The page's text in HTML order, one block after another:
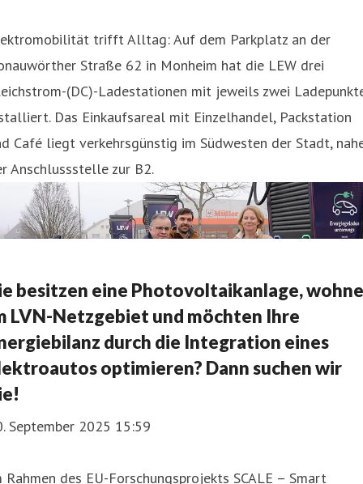
trifft Alltag: Auf dem Parkplatz an der
Straße 62 in Monheim hat die LEW drei
(DC)-Ladestationen mit jeweils zwei
Das Einkaufsareal mit Einzelhandel, Packstation
Café liegt verkehrsgünstig im Südwesten der Stadt,
Anschlussstelle zur B2.
besitzen eine Photovoltaikanlage,
LVN-Netzgebiet und möchten Ihre
durch die Integration eines
optimieren? Dann suchen wir
September 2025 15:59
Rahmen des EU-Forschungsprojekts SCALE – Smart